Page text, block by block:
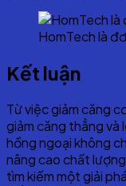
HomTech là
Kết luận
Từ việc giảm căng
giảm căng thẳng và
hồng ngoại không
nâng cao chất
tìm kiếm một giải